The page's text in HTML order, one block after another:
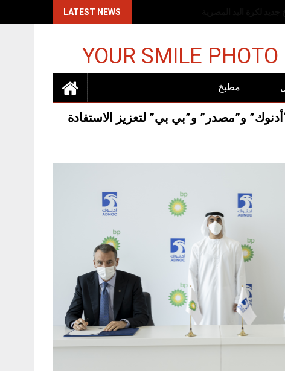
LATEST NEWS
YOUR SMILE PHOTO
مطبخ
و”مصدر” و”بي بي” لتعزيز الاستفادة